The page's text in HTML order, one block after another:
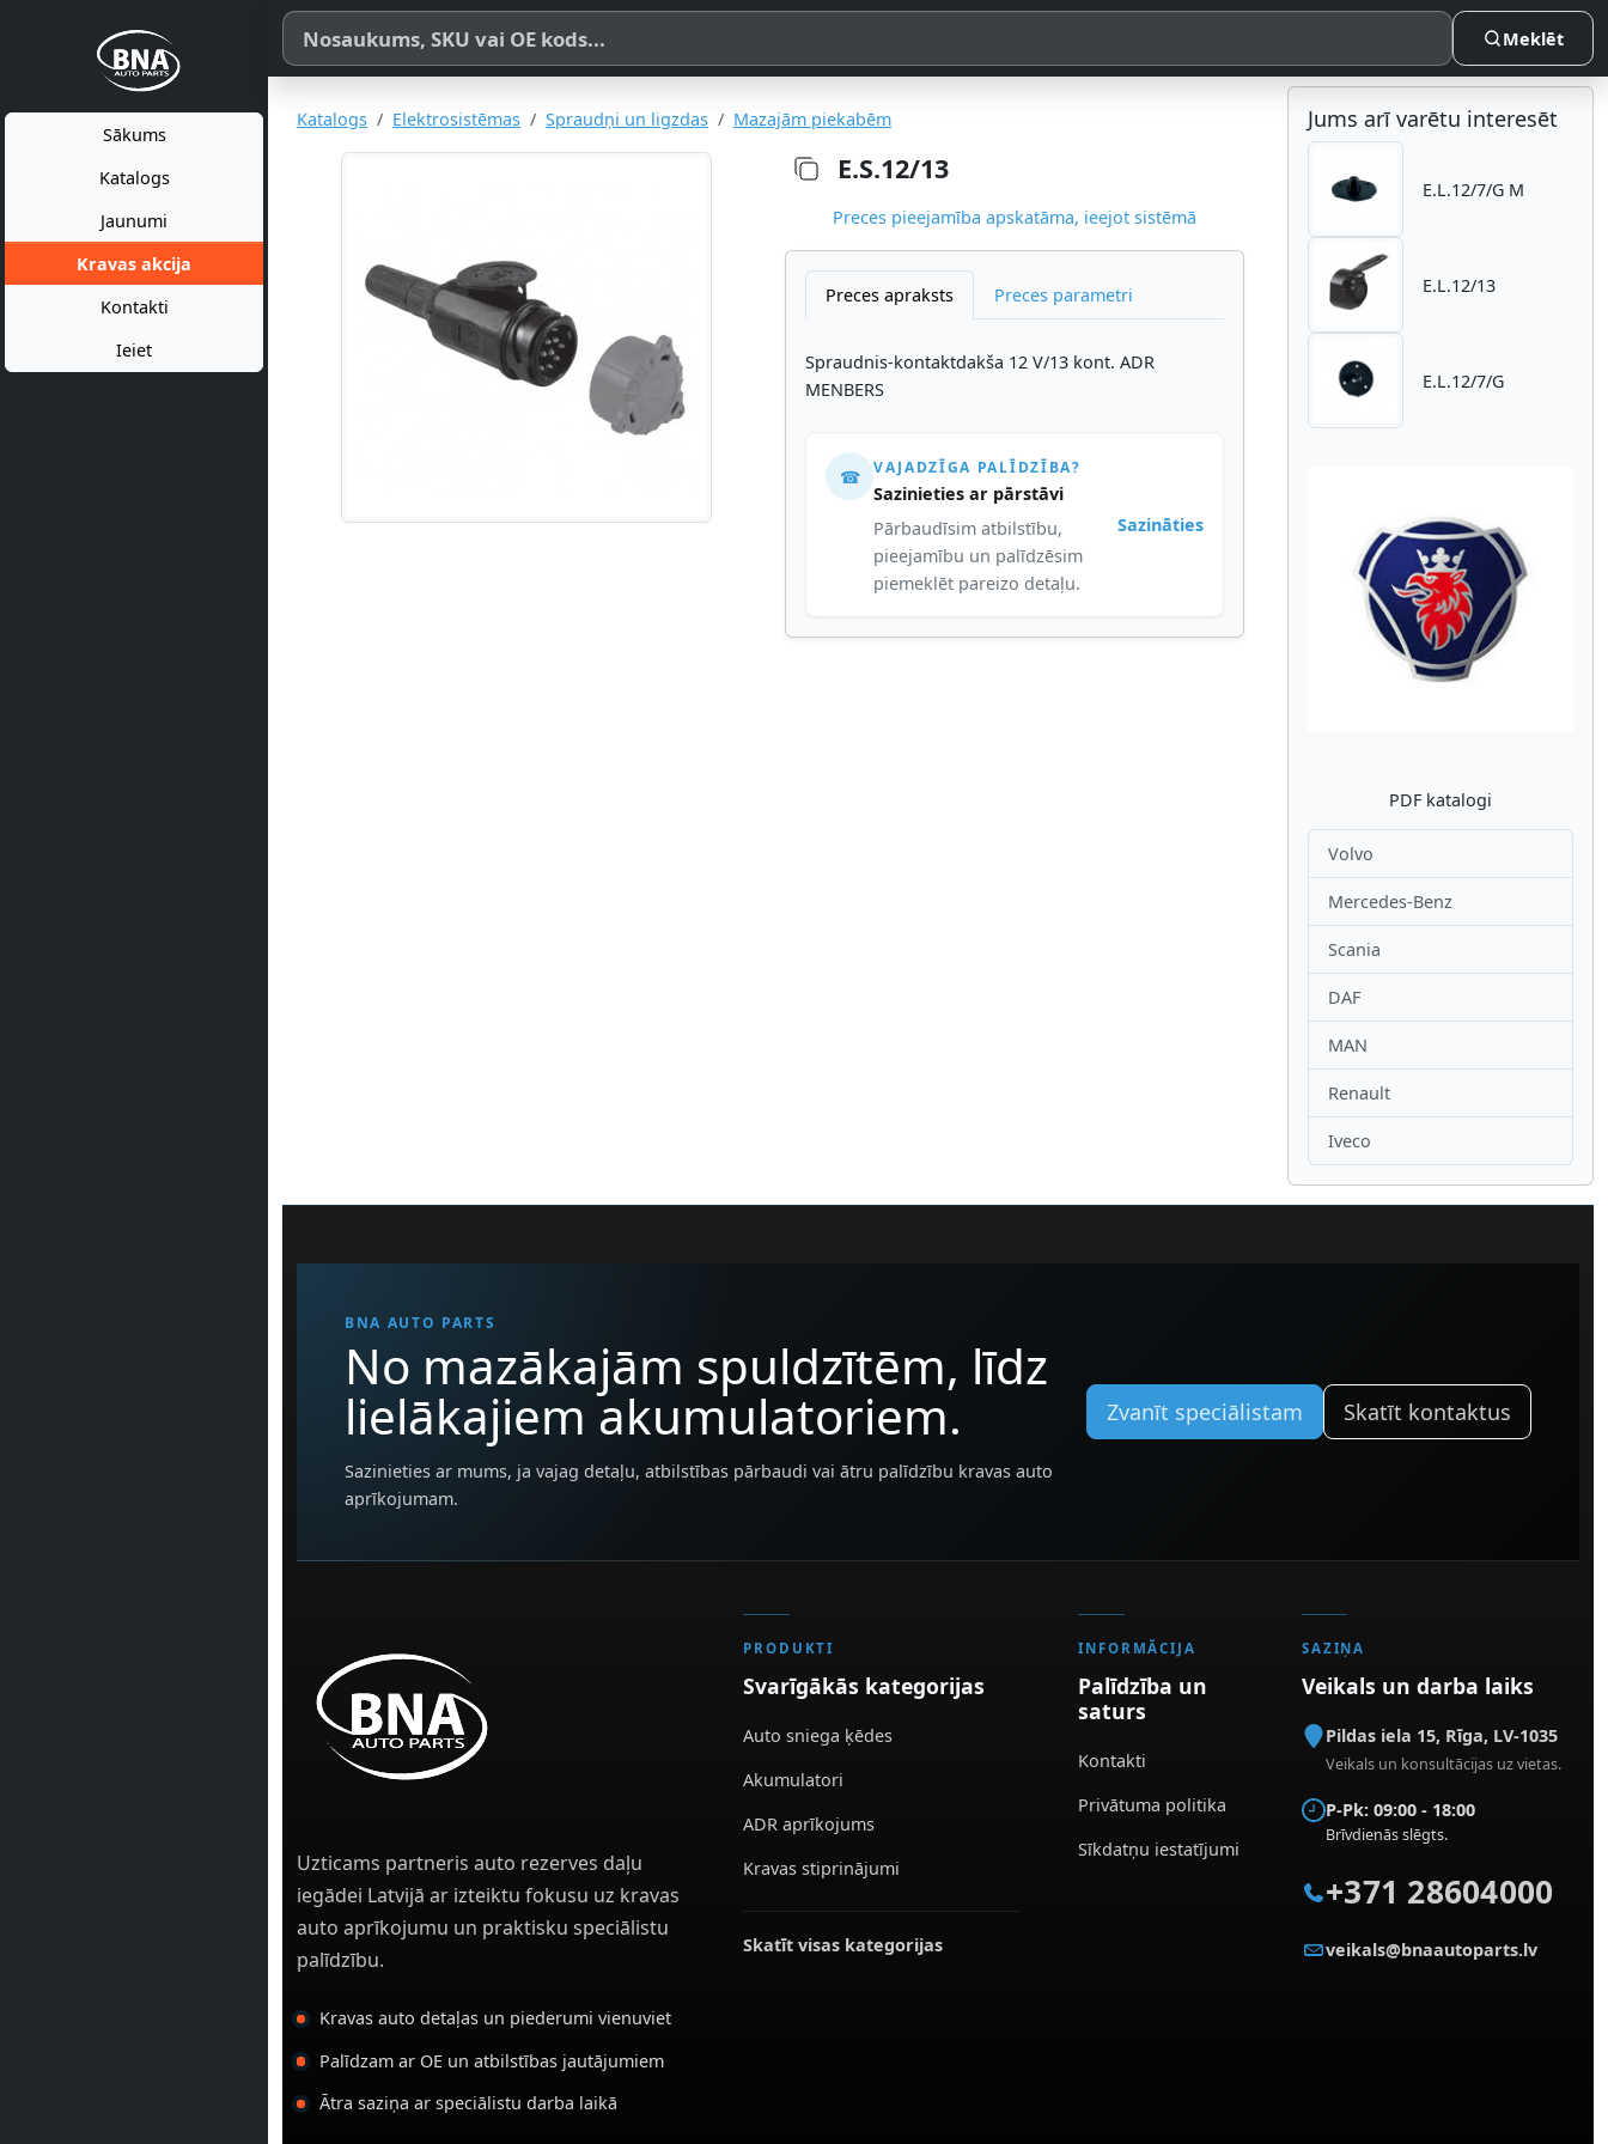
Sākums
Katalogs
Jaunumi
Kravas akcija
Kontakti
Ieiet
Meklēt pēc produkta nosaukuma, SKU vai OE koda
Meklēt
Katalogs Elektrosistēmas Spraudņi un ligzdas Mazajām piekabēm
E.S.12/13
Preces pieejamība apskatāma, ieejot sistēmā
Preces apraksts Preces parametri
Spraudnis-kontaktdakša 12 V/13 kont. ADR
MENBERS
☎ VAJADZĪGA PALĪDZĪBA?
Sazinieties ar pārstāvi
Pārbaudīsim atbilstību,
pieejamību un palīdzēsim
piemeklēt pareizo detaļu.
Sazināties
Jums arī varētu interesēt
E.L.12/7/G M
E.L.12/13
E.L.12/7/G
Atpakaļ
PDF katalogi
Volvo
Mercedes-Benz
Scania
DAF
MAN
Renault
Iveco
BNA AUTO PARTS
No mazākajām spuldzītēm, līdz
lielākajiem akumulatoriem.
Sazinieties ar mums, ja vajag detaļu, atbilstības pārbaudi vai ātru palīdzību kravas auto
aprīkojumam.
Zvanīt speciālistam Skatīt kontaktus
Uzticams partneris auto rezerves daļu
iegādei Latvijā ar izteiktu fokusu uz kravas
auto aprīkojumu un praktisku speciālistu
palīdzību.
Kravas auto detaļas un piederumi vienuviet
Palīdzam ar OE un atbilstības jautājumiem
Ātra saziņa ar speciālistu darba laikā
PRODUKTI
Svarīgākās kategorijas
Auto sniega ķēdes
Akumulatori
ADR aprīkojums
Kravas stiprinājumi
Skatīt visas kategorijas
INFORMĀCIJA
Palīdzība un
saturs
Kontakti
Privātuma politika
Sīkdatņu iestatījumi
SAZIŅA
Veikals un darba laiks
Pildas iela 15, Rīga, LV-1035
Veikals un konsultācijas uz vietas.
P-Pk: 09:00 - 18:00
Brīvdienās slēgts.
+371 28604000
veikals@bnaautoparts.lv